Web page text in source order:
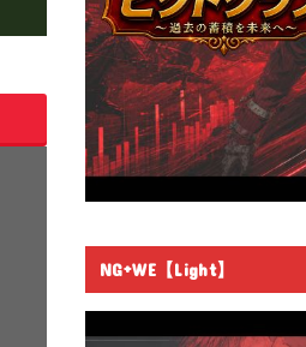
NG+WE【Light】